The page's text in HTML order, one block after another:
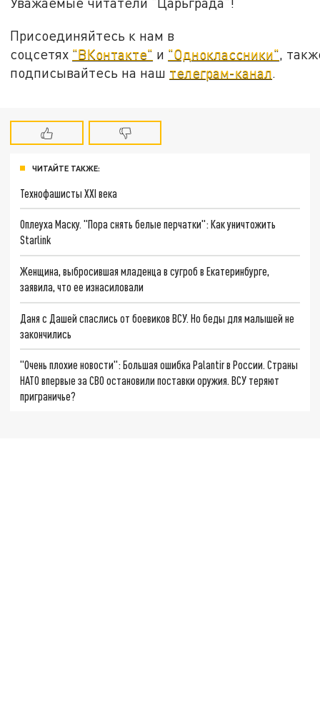
Присоединяйтесь к нам в
соцсетях "ВКонтакте" и "Одноклассники",
подписывайтесь на наш телеграм-канал.
ЧИТАЙТЕ ТАКЖЕ:
Технофашисты XXI века
Оплеуха Маску. "Пора снять белые перчатки": Как уничтожить
Starlink
Женщина, выбросившая младенца в сугроб в Екатеринбурге,
заявила, что ее изнасиловали
Даня с Дашей спаслись от боевиков ВСУ. Но беды для малышей не
закончились
"Очень плохие новости": Большая ошибка Palantir в России. Страны
НАТО впервые за СВО остановили поставки оружия. ВСУ теряют
приграничье?